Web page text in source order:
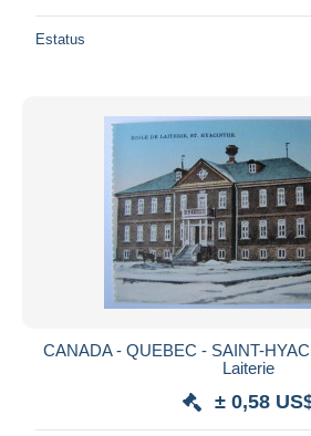
Estatus
CANADA - QUEBEC - SAINT-
Laiterie
± 0,58